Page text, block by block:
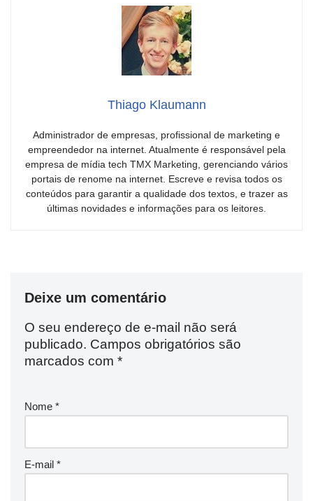
Thiago Klaumann
Administrador de empresas, profissional de marketing e
empreendedor na internet. Atualmente é responsável pela
empresa de mídia tech TMX Marketing, gerenciando vários
portais de renome na internet. Escreve e revisa todos os
conteúdos para garantir a qualidade dos textos, e trazer as
últimas novidades e informações para os leitores.
Deixe um comentário
O seu endereço de e-mail não será
publicado. Campos obrigatórios são
marcados com *
Nome *
E-mail *